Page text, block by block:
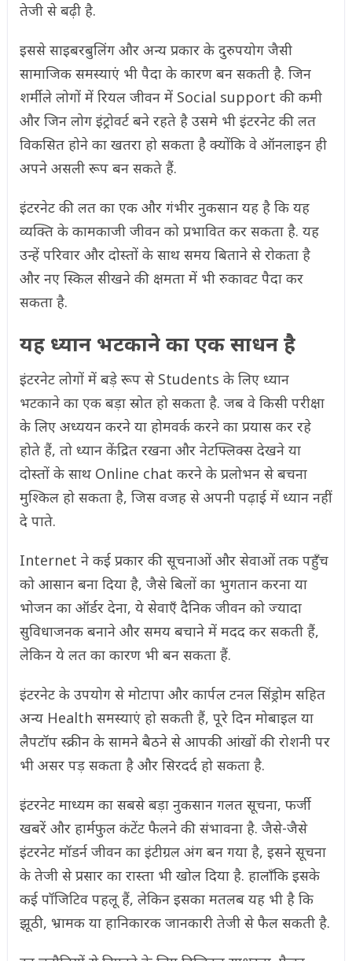
तेजी से बढ़ी है.
इससे साइबरबुलिंग और अन्य प्रकार के दुरुपयोग जैसी
सामाजिक समस्याएं भी पैदा के कारण बन सकती है. जिन
शर्मीले लोगों में रियल जीवन में Social support की कमी
और जिन लोग इंट्रोवर्ट बने रहते है उसमे भी इंटरनेट की लत
विकसित होने का खतरा हो सकता है क्योंकि वे ऑनलाइन ही
अपने असली रूप बन सकते हैं.
इंटरनेट की लत का एक और गंभीर नुकसान यह है कि यह
व्यक्ति के कामकाजी जीवन को प्रभावित कर सकता है. यह
उन्हें परिवार और दोस्तों के साथ समय बिताने से रोकता है
और नए स्किल सीखने की क्षमता में भी रुकावट पैदा कर
सकता है.
यह ध्यान भटकाने का एक साधन है
इंटरनेट लोगों में बड़े रूप से Students के लिए ध्यान
भटकाने का एक बड़ा स्रोत हो सकता है. जब वे किसी परीक्षा
के लिए अध्ययन करने या होमवर्क करने का प्रयास कर रहे
होते हैं, तो ध्यान केंद्रित रखना और नेटफ्लिक्स देखने या
दोस्तों के साथ Online chat करने के प्रलोभन से बचना
मुश्किल हो सकता है, जिस वजह से अपनी पढ़ाई में ध्यान नहीं
दे पाते.
Internet ने कई प्रकार की सूचनाओं और सेवाओं तक पहुँच
को आसान बना दिया है, जैसे बिलों का भुगतान करना या
भोजन का ऑर्डर देना, ये सेवाएँ दैनिक जीवन को ज्यादा
सुविधाजनक बनाने और समय बचाने में मदद कर सकती हैं,
लेकिन ये लत का कारण भी बन सकता हैं.
इंटरनेट के उपयोग से मोटापा और कार्पल टनल सिंड्रोम सहित
अन्य Health समस्याएं हो सकती हैं, पूरे दिन मोबाइल या
लैपटॉप स्क्रीन के सामने बैठने से आपकी आंखों की रोशनी पर
भी असर पड़ सकता है और सिरदर्द हो सकता है.
इंटरनेट माध्यम का सबसे बड़ा नुकसान गलत सूचना, फर्जी
खबरें और हार्मफुल कंटेंट फैलने की संभावना है. जैसे-जैसे
इंटरनेट मॉडर्न जीवन का इंटीग्रल अंग बन गया है, इसने सूचना
के तेजी से प्रसार का रास्ता भी खोल दिया है. हालाँकि इसके
कई पॉजिटिव पहलू हैं, लेकिन इसका मतलब यह भी है कि
झूठी, भ्रामक या हानिकारक जानकारी तेजी से फैल सकती है.